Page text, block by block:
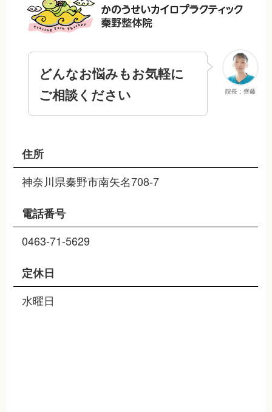
院長：齊藤
どんなお悩みもお気軽に
ご相談ください
住所
神奈川県秦野市南矢名708-7
電話番号
0463-71-5629
定休日
水曜日